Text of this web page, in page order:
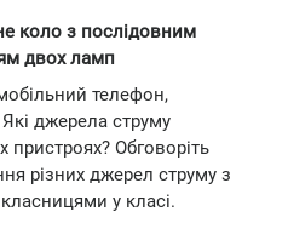
коло з послідовним
двох ламп
телефон,
джерела струму
Обговоріть
різних джерел струму з
у класі.